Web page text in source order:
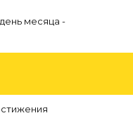
месяца -